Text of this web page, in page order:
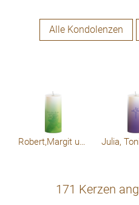
gefallen haben)
Liebe zu Pflanzen
Himmel wie Du ihn
Kühen und
Pelargonien und
Mouskouri. Ruhe in
Alle Kondolenzen
Robert,Margit und Kinder Julia,
171 Kerzen